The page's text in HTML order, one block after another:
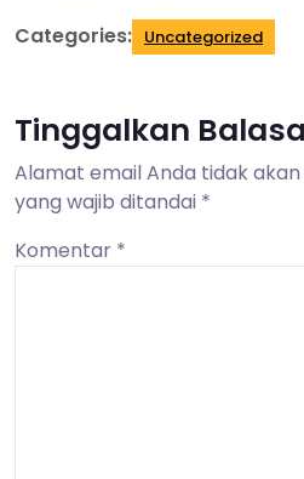
Categories: Uncategorized
Tinggalkan
Alamat email Anda tidak akan
yang wajib ditandai *
Komentar *